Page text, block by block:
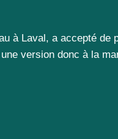
à Laval, a accepté de
version donc à la